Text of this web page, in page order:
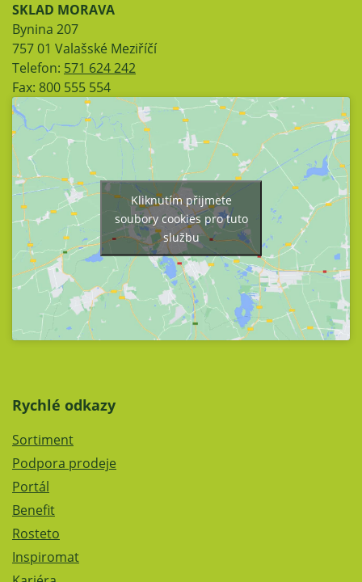
Kliknutím přijmete
soubory cookies pro tuto
službu
SKLAD MORAVA
Bynina 207
757 01 Valašské Meziříčí
Telefon: 571 624 242
Fax: 800 555 554
Rychlé odkazy
Sortiment
Podpora prodeje
Portál
Benefit
Rosteto
Inspiromat